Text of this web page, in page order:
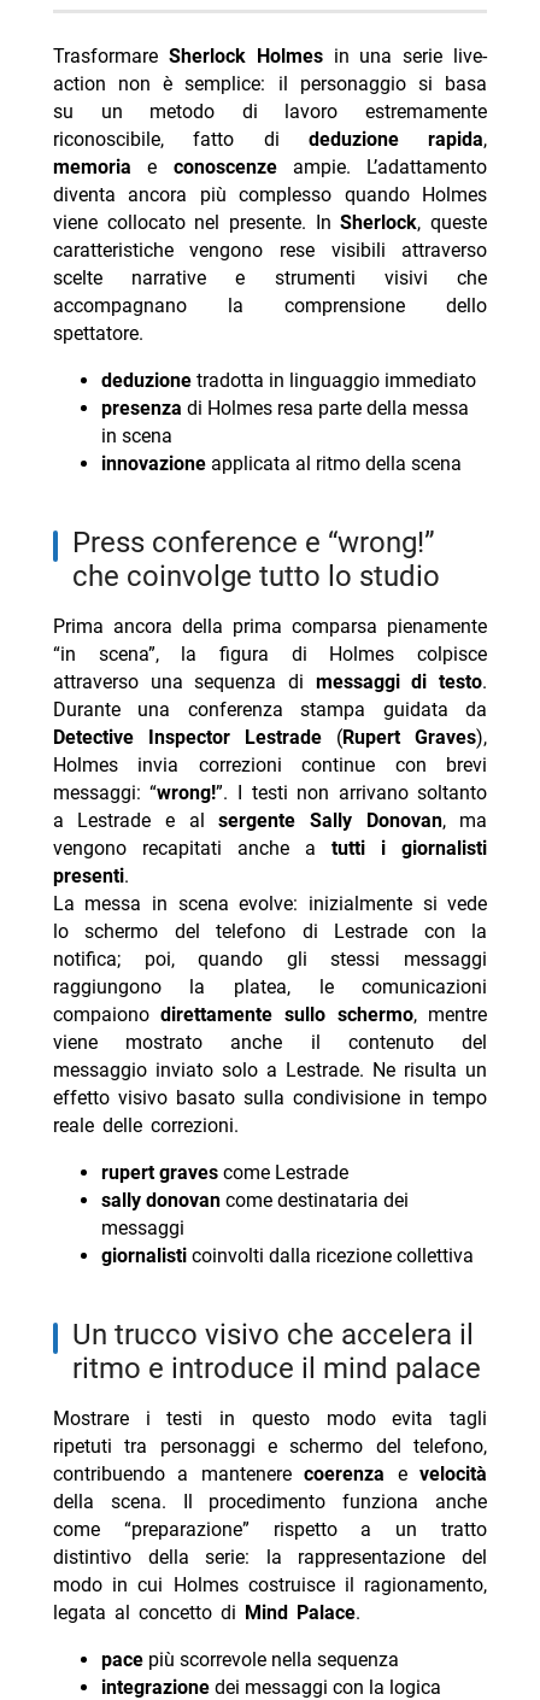
Trasformare Sherlock Holmesin una serie live-
action non è semplice: il personaggio si basa
su un metodo di lavoro estremamente
riconoscibile, fatto di deduzione rapida,
memoria e conoscenzeampie. L’adattamento
diventa ancora più complesso quando Holmes
viene collocato nel presente. InSherlock, queste
caratteristiche vengono rese visibili attraverso
scelte narrative e strumenti visivi che
accompagnano la comprensione dello
spettatore.
deduzionetradotta in linguaggio immediato
presenza di Holmes resa parte della messa
in scena
innovazioneapplicata al ritmo della scena
press conference e “wrong!”
che coinvolge tutto lo studio
Prima ancora della prima comparsa pienamente
“in scena”, la figura di Holmes colpisce
attraverso una sequenza di messaggi di testo.
Durante una conferenza stampa guidata da
Detective Inspector Lestrade (Rupert Graves),
Holmes invia correzioni continue con brevi
messaggi: “wrong!”. I testi non arrivano soltanto
a Lestrade e alsergente Sally Donovan, ma
vengono recapitati anche atutti i giornalisti
presenti.
La messa in scena evolve: inizialmente si vede
lo schermo del telefono di Lestrade con la
notifica; poi, quando gli stessi messaggi
raggiungono la platea, le comunicazioni
compaionodirettamente sullo schermo, mentre
viene mostrato anche il contenuto del
messaggio inviato solo a Lestrade. Ne risulta un
effetto visivo basato sulla condivisione in tempo
reale delle correzioni.
rupert gravescome Lestrade
sally donovancome destinataria dei
messaggi
giornalisticoinvolti dalla ricezione collettiva
un trucco visivo che accelera il
ritmo e introduce il mind palace
Mostrare i testi in questo modo evita tagli
ripetuti tra personaggi e schermo del telefono,
contribuendo a mantenerecoerenza evelocità
della scena. Il procedimento funziona anche
come “preparazione” rispetto a un tratto
distintivo della serie: la rappresentazione del
modo in cui Holmes costruisce il ragionamento,
legata al concetto di Mind Palace.
pacepiù scorrevole nella sequenza
integrazionedei messaggi con la logica